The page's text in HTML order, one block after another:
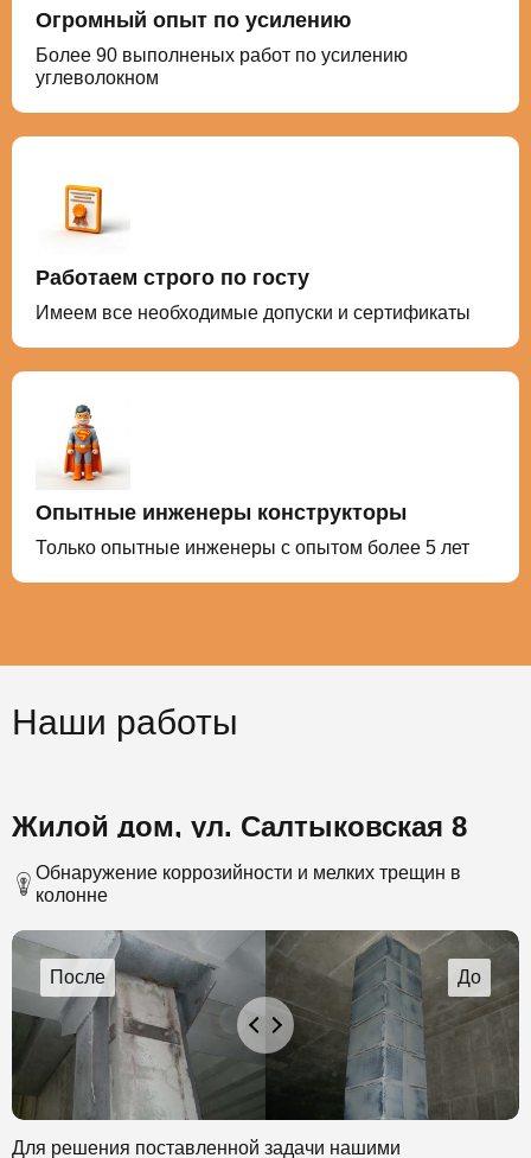
Огромный опыт по усилению
Более 90 выполненых работ по усилению
углеволокном
Работаем строго по госту
Имеем все необходимые допуски и сертификаты
Опытные инженеры конструкторы
Только опытные инженеры с опытом более 5 лет
Наши работы
Жилой дом, ул. Салтыковская 8
Обнаружение коррозийности и мелких трещин в
колонне
Для решения поставленной задачи нашими